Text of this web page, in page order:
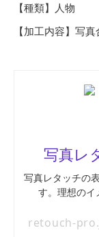
【種類】人物
【加工内容】写
写真レ
写真レタッチの
す。理想のイ
retouch-